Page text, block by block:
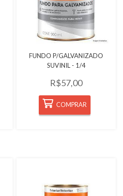
Quickview
FUNDO P/GALVANIZADO
SUVINIL - 1/4
R$57,00
COMPRAR